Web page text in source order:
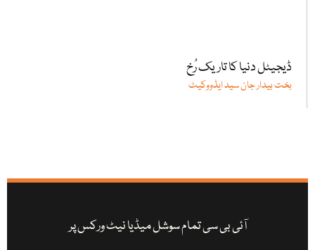
ڈیجیٹل دنیا کا تاریک رُخ
بخت بیدار جان سید ایڈووکیٹ
آئی بی سی تمام سوشل میڈیا نیٹ ورکس پر